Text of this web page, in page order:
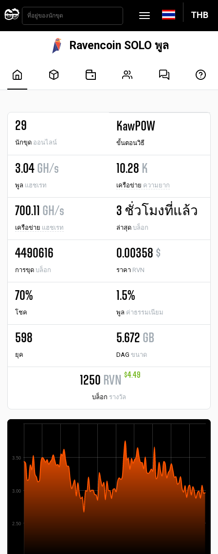
THB
Ravencoin SOLO พูล
29
นักขุด ออนไลน์
KawPOW
ขั้นตอนวิธี
3.04 GH/s
พูล แฮชเรท
10.28 K
เครือข่าย ความยาก
700.11 GH/s
เครือข่าย แฮชเรท
3 ชั่วโมงที่แล้ว
ล่าสุด บล็อก
4490616
การขุด บล็อก
0.00358 $
ราคา RVN
70%
โชค
1.5%
พูล ค่าธรรมเนียม
598
ยุค
5.672 GB
DAG ขนาด
1250 RVN $4.49
บล็อก รางวัล
2.50
3.00
3.50